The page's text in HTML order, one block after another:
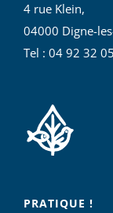
4 rue Klein,
04000 Digne-
Tel : 04 92 32
PRATIQUE !